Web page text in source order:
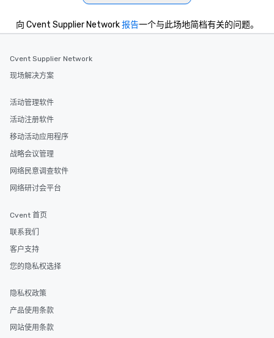
向 Cvent Supplier Network报告一个与此场地简档有关的问题。
Cvent Supplier Network
现场解决方案
活动管理软件
活动注册软件
移动活动应用程序
战略会议管理
网络民意调查软件
网络研讨会平台
Cvent 首页
联系我们
客户支持
您的隐私权选择
隐私权政策
产品使用条款
网站使用条款